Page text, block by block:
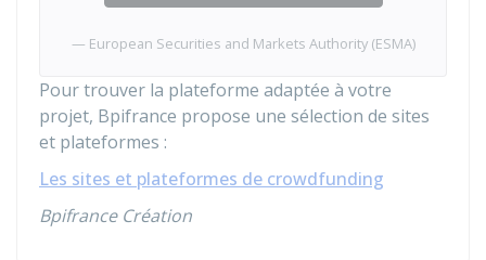
European Securities and Markets Authority (ESMA)
Pour trouver la plateforme adaptée à votre
projet, Bpifrance propose une sélection de sites
et plateformes :
Les sites et plateformes de crowdfunding
Bpifrance Création